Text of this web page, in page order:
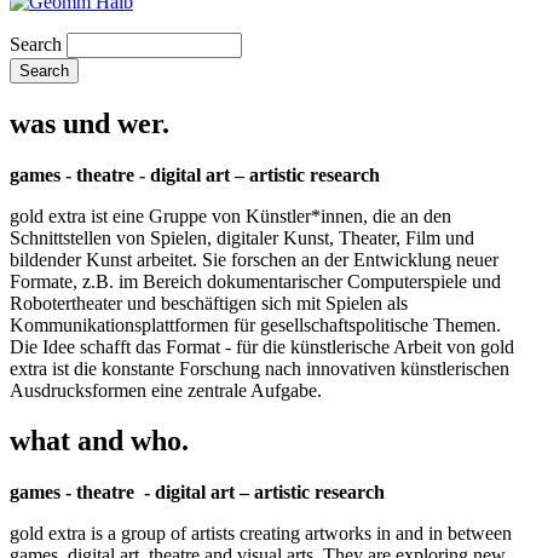
Search
was und wer.
games - theatre - digital art – artistic research
gold extra ist eine Gruppe von Künstler*innen, die an den
Schnittstellen von Spielen, digitaler Kunst, Theater, Film und
bildender Kunst arbeitet. Sie forschen an der Entwicklung neuer
Formate, z.B. im Bereich dokumentarischer Computerspiele und
Robotertheater und beschäftigen sich mit Spielen als
Kommunikationsplattformen für gesellschaftspolitische Themen.
Die Idee schafft das Format - für die künstlerische Arbeit von gold
extra ist die konstante Forschung nach innovativen künstlerischen
Ausdrucksformen eine zentrale Aufgabe.
what and who.
games - theatre - digital art – artistic research
gold extra is a group of artists creating artworks in and in between